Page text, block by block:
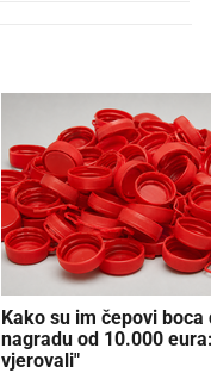
Kako su im čepovi boca
nagradu od 10.000
vjerovali"